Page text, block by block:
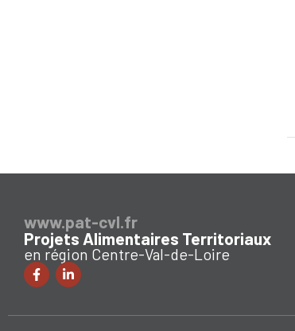
www.pat-cvl.fr
Projets Alimentaires Territoriaux
en région Centre-Val-de-Loire